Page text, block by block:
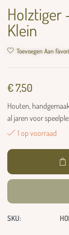
Holztiger
Klein
Toevoegen Aan
€7,50
Houten,
​​al jaren voor
1 op voorraad
SKU: